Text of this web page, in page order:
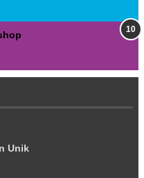
Unik